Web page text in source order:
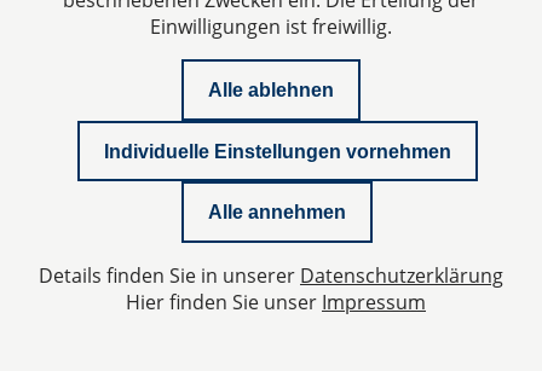
einem zweiten Ausbildungsjahr 150 Stunden
nachweisen, der médiateur civil et commercial und
der médiateur social (Arbeitsrecht) muss 90
Stunden nachweisen.
Gesetzliche Grundlage ist das Gesetz vom
21.02.2005 sowie die décision du 1er février 2007
modifiée par les décisions du 11 mars et 23
procédures d´agrément des centres de formation
et des formations des médiateurs agrées und die
directive concernant la décision du 1er février 2007
Einwilligungen ist freiwillig.
Alle ablehnen
Individuelle Einstellungen vornehmen
Alle annehmen
Details finden Sie in unserer Datenschutzerklärung
Hier finden Sie unser Impressum